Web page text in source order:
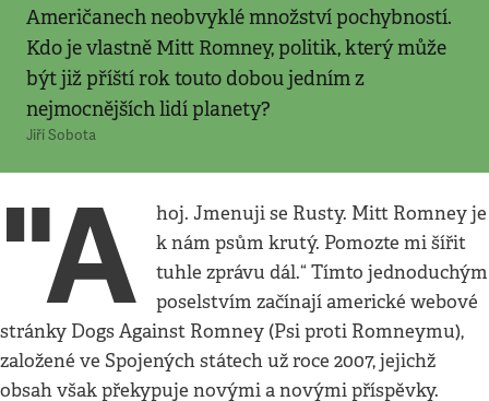
Američanech neobvyklé množství pochybností.
Kdo je vlastně Mitt Romney, politik, který může
být již příští rok touto dobou jedním z
nejmocnějších lidí planety?
Jiří Sobota
"A
hoj. Jmenuji se Rusty. Mitt Romney je
k nám psům krutý. Pomozte mi šířit
tuhle zprávu dál.“ Tímto jednoduchým
poselstvím začínají americké webové
stránky Dogs Against Romney (Psi proti Romneymu),
založené ve Spojených státech už roce 2007, jejichž
obsah však překypuje novými a novými příspěvky.